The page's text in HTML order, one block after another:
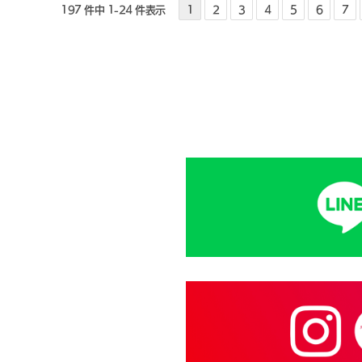
197 件中 1-24 件表示 2 3 4 5 6 7